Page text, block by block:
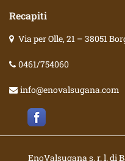
Recapiti
Via per Olle, 21 – 38051
0461/754060
info@enovalsugana.com
EnoValsugana s. r. l. di